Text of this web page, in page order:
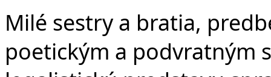
Milé sestry a bratia,
poetickým a podvratným